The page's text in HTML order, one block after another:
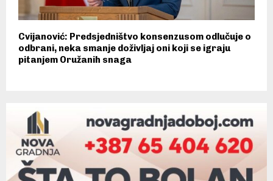
Cvijanović: Predsjedništvo konsenzusom odlučuje o
odbrani, neka smanje doživljaj oni koji se igraju
pitanjem Oružanih snaga